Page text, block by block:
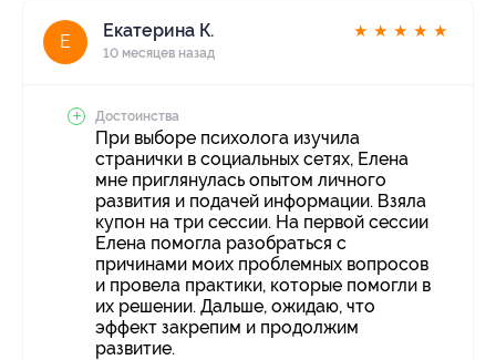
Е
Екатерина К.
10 месяцев назад
★ ★ ★ ★ ★
Достоинства
При выборе психолога изучила
странички в социальных сетях, Елена
мне приглянулась опытом личного
развития и подачей информации. Взяла
купон на три сессии. На первой сессии
Елена помогла разобраться с
причинами моих проблемных вопросов
и провела практики, которые помогли в
их решении. Дальше, ожидаю, что
эффект закрепим и продолжим
развитие.